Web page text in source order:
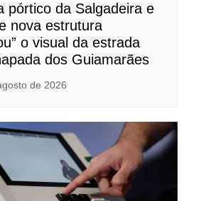
pórtico da Salgadeira e
nova estrutura
o visual da estrada
dos Guiamarães
de 2026